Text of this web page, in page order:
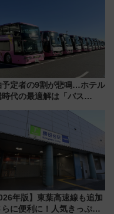
予定者の9割が悲鳴…ホテル
代の最適解は「バス
推し活遠征や観光時のリ
な懐事情
年版】東葉高速線も追加
らに便利に！人気きっぷ